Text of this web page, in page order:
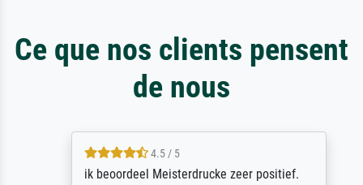
Ce que nos clients pensent
de nous
4.5 / 5
ik beoordeel Meisterdrucke zeer positief.